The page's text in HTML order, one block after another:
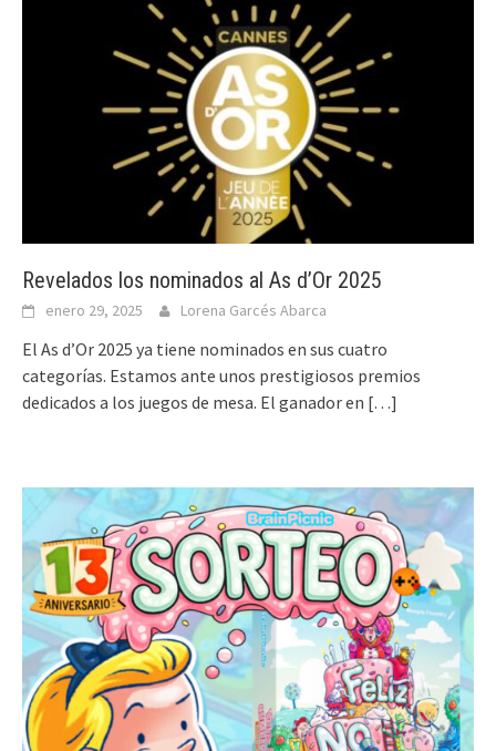
Revelados los nominados al As d’Or 2025
enero 29, 2025 Lorena Garcés Abarca
El As d’Or 2025 ya tiene nominados en sus cuatro
categorías. Estamos ante unos prestigiosos premios
dedicados a los juegos de mesa. El ganador en […]